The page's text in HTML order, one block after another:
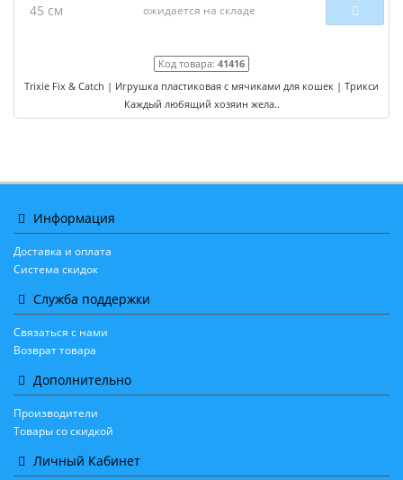
45 см
ожидается на складе
Код товара: 41416
Trixie Fix & Catch | Игрушка пластиковая с мячиками для кошек | Трикси
Каждый любящий хозяин жела..
Информация
Доставка и оплата
Система скидок
Служба поддержки
Связаться с нами
Возврат товара
Дополнительно
Производители
Товары со скидкой
Личный Кабинет